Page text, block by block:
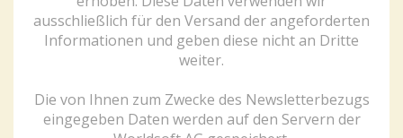
ausschließlich für den Versand der angeforderten
Informationen und geben diese nicht an Dritte
weiter.
Die von Ihnen zum Zwecke des Newsletterbezugs
eingegeben Daten werden auf den Servern der